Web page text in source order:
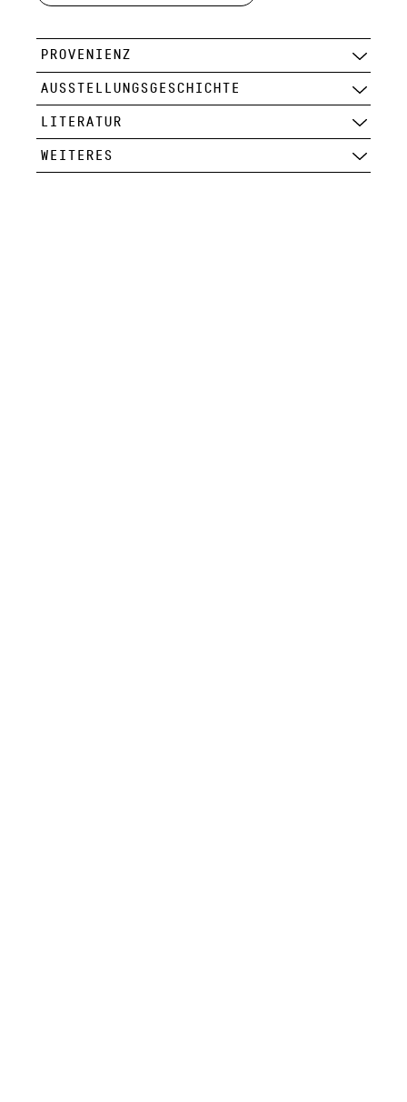
PROVENIENZ
AUSSTELLUNGSGESCHICHTE
LITERATUR
WEITERES